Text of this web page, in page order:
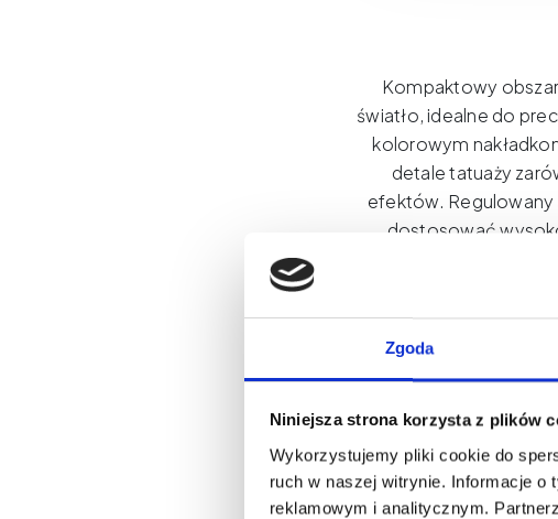
Zgoda
Niniejsza strona korzysta z plików
Wykorzystujemy pliki cookie do
ruch w naszej witrynie. Informacje o
reklamowym i analitycznym.
Kompaktowy
światło, idealne do
kolorowym
detale tatuaży
efektów. Regulowany
dostosować
miejscu nawet
jest wygodny do
wyjazdów na targi czy
PT-176 Wymiary
Żywotność: 45 000
lampę Regulowany